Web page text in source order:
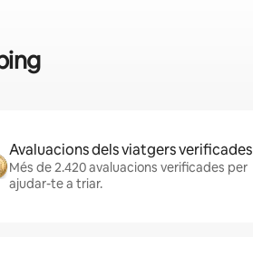
Avaluacions dels viatgers verificades
Més de 2.420 avaluacions verificades per
ajudar-te a triar.